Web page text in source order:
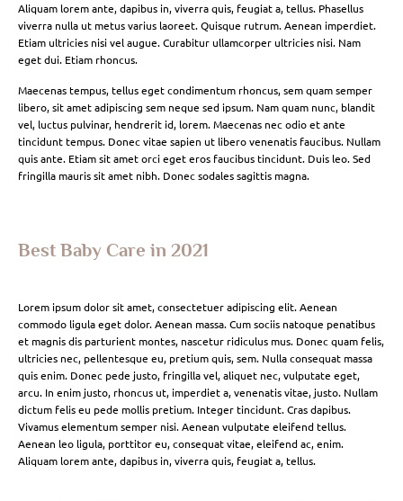
Aliquam lorem ante, dapibus in, viverra quis, feugiat a, tellus. Phasellus
viverra nulla ut metus varius laoreet. Quisque rutrum. Aenean imperdiet.
Etiam ultricies nisi vel augue. Curabitur ullamcorper ultricies nisi. Nam
eget dui. Etiam rhoncus.
Maecenas tempus, tellus eget condimentum rhoncus, sem quam semper
libero, sit amet adipiscing sem neque sed ipsum. Nam quam nunc, blandit
vel, luctus pulvinar, hendrerit id, lorem. Maecenas nec odio et ante
tincidunt tempus. Donec vitae sapien ut libero venenatis faucibus. Nullam
quis ante. Etiam sit amet orci eget eros faucibus tincidunt. Duis leo. Sed
fringilla mauris sit amet nibh. Donec sodales sagittis magna.
Best Baby Care in 2021
Lorem ipsum dolor sit amet, consectetuer adipiscing elit. Aenean
commodo ligula eget dolor. Aenean massa. Cum sociis natoque penatibus
et magnis dis parturient montes, nascetur ridiculus mus. Donec quam felis,
ultricies nec, pellentesque eu, pretium quis, sem. Nulla consequat massa
quis enim. Donec pede justo, fringilla vel, aliquet nec, vulputate eget,
arcu. In enim justo, rhoncus ut, imperdiet a, venenatis vitae, justo. Nullam
dictum felis eu pede mollis pretium. Integer tincidunt. Cras dapibus.
Vivamus elementum semper nisi. Aenean vulputate eleifend tellus.
Aenean leo ligula, porttitor eu, consequat vitae, eleifend ac, enim.
Aliquam lorem ante, dapibus in, viverra quis, feugiat a, tellus.